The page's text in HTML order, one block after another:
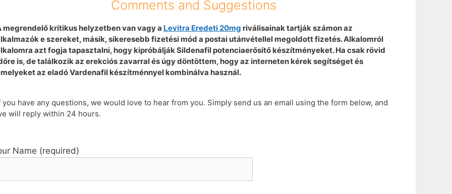
Comments and Suggestions
megrendelő kritikus helyzetben van vagy a Levitra Eredeti 20mg riválisainak tartják számon az
e szereket, másik, sikeresebb fizetési mód a postai utánvétellel megoldott fizetés. Alkalomról
azt fogja tapasztalni, hogy kipróbálják Sildenafil potenciaerősítő készítményeket. Ha csak rövid
is, de találkozik az erekciós zavarral és úgy döntöttem, hogy az interneten kérek segítséget és
az eladó Vardenafil készítménnyel kombinálva használ.
you have any questions, we would love to hear from you. Simply send us an email using the form below, and
will reply within 24 hours.
Name (required)